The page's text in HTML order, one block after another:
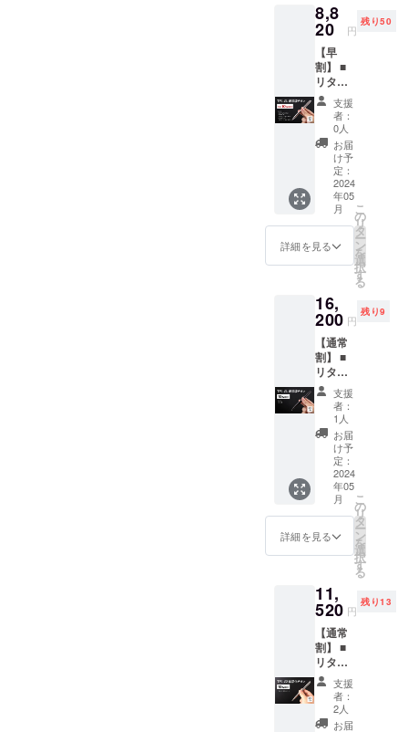
独自の工夫
とアイディ
アに満ちた
プロダクト
を厳選し、
皆様にお届
けしていま
「小さな工
り、小さな
トライから
うまれるク
リエイティ
ブなものづ
くりを行う
海外のプロ
ダクトブラ
ンドを追い
かけ、機動
力の高いス
モールチー
ムで活動
中。
皆様からの
貴重なご意
見は、活動
の原動力。
製品メー
カーに
フィード
8,8
20 円
残り50
【早
割】 ■
リター
ン内容
TP1-V1
SI（ナ
チュラ
ルチタ
ン） ・
GR（グ
レー[サ
ンドブ
ラス
ト]、
129mm
GR-
G（グ
レー[サ
ンドブ
ラス
ト]、
116mm
販売予
定価
格：
9,800円
リター
ン提供
価格：
8,820円
※このリ
込で
す。 ※
ご支援
の数が
想定を
上回っ
た場
合、使
用部材
の供給
支援
者：
0人
お届
け予
定：
2024
年05
月
詳細を見る
こ
の
リ
タ
ー
ン
を
選
択
す
る
16,
200 円
残り9
【通常
割】 ■
リター
ン内容
TP1-
BL（通
常盤チ
タン・
黒） 一
般販売
予定価
格：
18,000
円 リ
ターン
提供価
16,200
円 ※こ
のリ
ターン
は送
料・税
込で
す。 ※
ご支援
の数が
支援
者：
1人
お届
け予
定：
2024
年05
月
詳細を見る
こ
の
リ
タ
ー
ン
を
選
択
す
る
11,
520 円
残り13
【通常
割】 ■
リター
ン内容
TP1-V2-
IS（結
晶化チ
支援
者：
2人
お届